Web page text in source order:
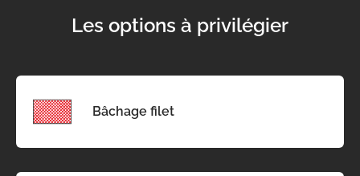
Les options à privilégier
Bâchage filet